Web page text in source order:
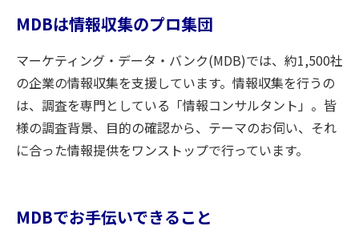
MDBは情報収集のプロ集団
マーケティング・データ・バンク(MDB)では、約1,500社
の企業の情報収集を支援しています。情報収集を行うの
は、調査を専門としている「情報コンサルタント」。皆
様の調査背景、目的の確認から、テーマのお伺い、それ
に合った情報提供をワンストップで行っています。
MDBでお手伝いできること